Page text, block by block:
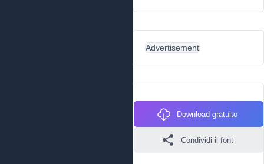
Advertisement
Download gratuito
Condividi il font